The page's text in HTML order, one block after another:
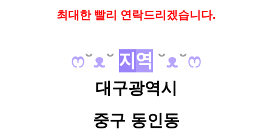
최대한 빨리 연락드리겠습니다.
ෆ˘ᴥ˘ 지 역 ˘ᴥ˘ෆ
대구광역시
중구 동인동